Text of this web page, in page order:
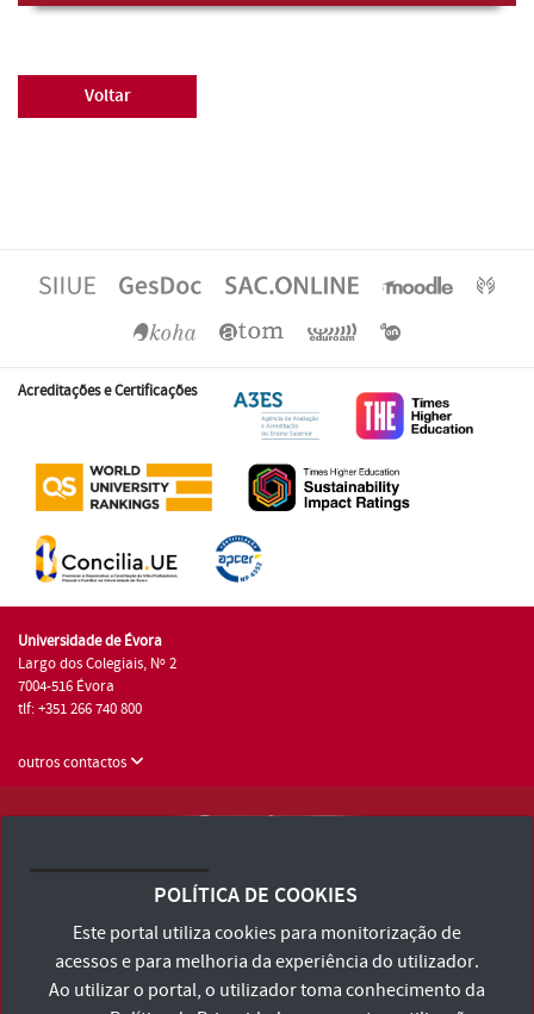
Voltar
Acreditações e Certificações
Universidade de Évora
Largo dos Colegiais, Nº 2
7004-516 Évora
tlf: +351 266 740 800
outros contactos
Consulte os Termos e Condições e Política de Privacidade
Declaração de Acessibilidade
POLÍTICA DE COOKIES
Este portal utiliza cookies para monitorização de
acessos e para melhoria da experiência do utilizador.
Ao utilizar o portal, o utilizador toma conhecimento da